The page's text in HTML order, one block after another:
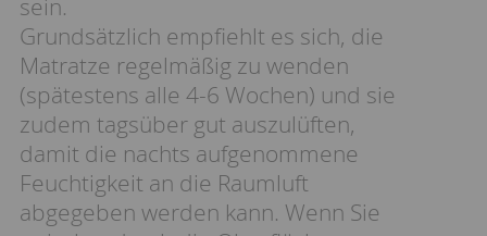
sein.
Grundsätzlich empfiehlt es sich, die
Matratze regelmäßig zu wenden
(spätestens alle 4-6 Wochen) und sie
zudem tagsüber gut auszulüften,
damit die nachts aufgenommene
Feuchtigkeit an die Raumluft
abgegeben werden kann. Wenn Sie